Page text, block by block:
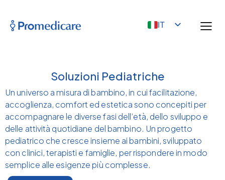
IT
Soluzioni Pediatriche
Un universo a misura di bambino, in cui facilitazione,
accoglienza, comfort ed estetica sono concepiti per
accompagnare le diverse fasi dell’età, dello sviluppo e
delle attività quotidiane del bambino. Un progetto
pediatrico che cresce insieme ai bambini, sviluppato
con clinici, terapisti e famiglie, per rispondere in modo
semplice alle esigenze più complesse.